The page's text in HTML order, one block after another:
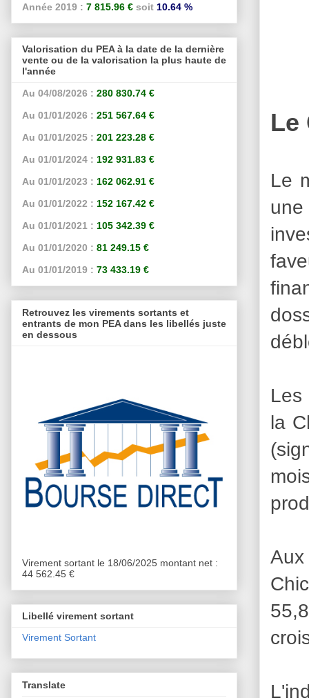
Le
Le
Les
la
Aux
Année 2019 : 7 815.96 € soit 10.64 %
Valorisation du PEA à la date de la dernière
vente ou de la valorisation la plus haute de
l'année
Au 04/08/2026 : 280 830.74 €
Au 01/01/2026 : 251 567.64 €
Au 01/01/2025 : 201 223.28 €
Au 01/01/2024 : 192 931.83 €
Au 01/01/2023 : 162 062.91 €
Au 01/01/2022 : 152 167.42 €
Au 01/01/2021 : 105 342.39 €
Au 01/01/2020 : 81 249.15 €
Au 01/01/2019 : 73 433.19 €
Retrouvez les virements sortants et
entrants de mon PEA dans les libellés juste
en dessous
Virement sortant le 18/06/2025 montant net :
44 562.45 €
Libellé virement sortant
Virement Sortant
Translate